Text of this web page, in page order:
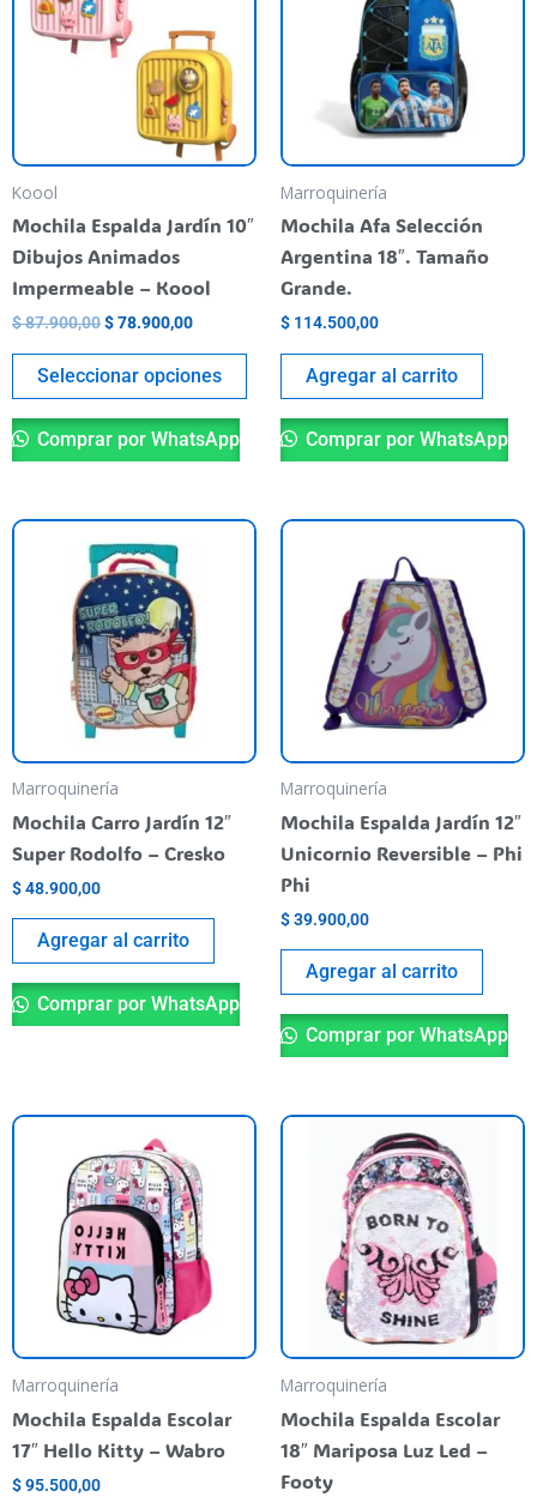
Koool
Mochila Espalda Jardín 10″
Dibujos Animados
Impermeable – Koool
$87.900,00
$ 87.900,00.
$78.900,00
Seleccionar opciones
opciones
se
pueden
elegir
página
producto
Comprar por WhatsApp
Marroquinería
Mochila Afa Selección
Argentina 18″. Tamaño
Grande.
$ 114.500,00
Agregar al carrito
Comprar por WhatsApp
Marroquinería
Mochila Carro Jardín 12″
Super Rodolfo – Cresko
$48.900,00
Agregar al carrito
Comprar por WhatsApp
Marroquinería
Mochila Espalda Jardín 12″
Unicornio Reversible – Phi
Phi
$39.900,00
Agregar al carrito
Comprar por WhatsApp
Marroquinería
Mochila Espalda Escolar
17″ Hello Kitty – Wabro
$95.500,00
Marroquinería
Mochila Espalda Escolar
18″ Mariposa Luz Led –
Footy